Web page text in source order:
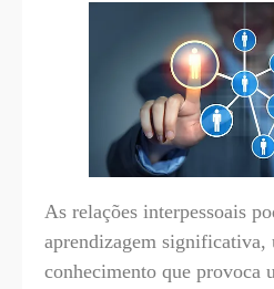
As relações interpessoais
aprendizagem significativa,
conhecimento que provoca